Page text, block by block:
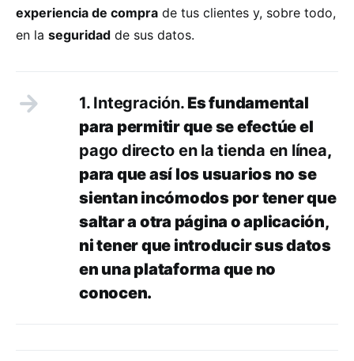
experiencia de compra de tus clientes y, sobre todo,
en la seguridad de sus datos.
1. Integración. Es fundamental
para permitir que se efectúe el
pago directo en la tienda en línea,
para que así los usuarios no se
sientan incómodos por tener que
saltar a otra página o aplicación,
ni tener que introducir sus datos
en una plataforma que no
conocen.